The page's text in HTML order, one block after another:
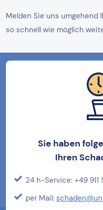
Melden Sie uns umgehend
so schnell wie möglich
Sie haben
Ihren
24 h-Service: +49
per Mail: